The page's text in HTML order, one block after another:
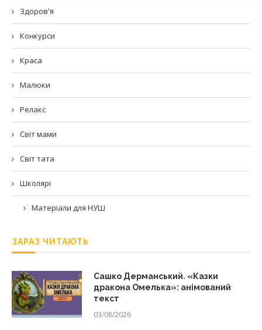
Здоров'я
Конкурси
Краса
Малюки
Релакс
Світ мами
Світ тата
Школярі
Матеріали для НУШ
ЗАРАЗ ЧИТАЮТЬ
Сашко Дерманський. «Казки
дракона Омелька»: анімований
текст
03/08/2026